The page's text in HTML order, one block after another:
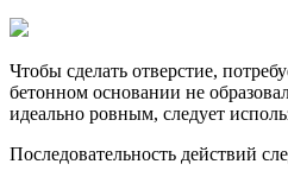
Чтобы сделать отверстие,
бетонном основании не
идеально ровным, следует
Последовательность действий